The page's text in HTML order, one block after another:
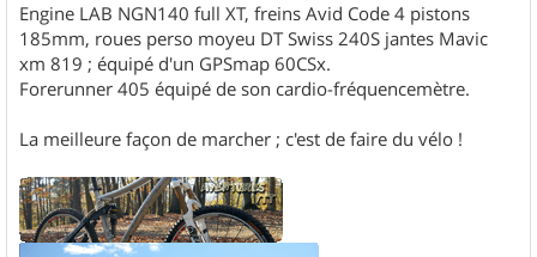
Engine LAB NGN140 full XT, freins Avid Code 4 pistons
185mm, roues perso moyeu DT Swiss 240S jantes Mavic
xm 819 ; équipé d'un GPSmap 60CSx.
Forerunner 405 équipé de son cardio-fréquencemètre.
La meilleure façon de marcher ; c'est de faire du vélo !